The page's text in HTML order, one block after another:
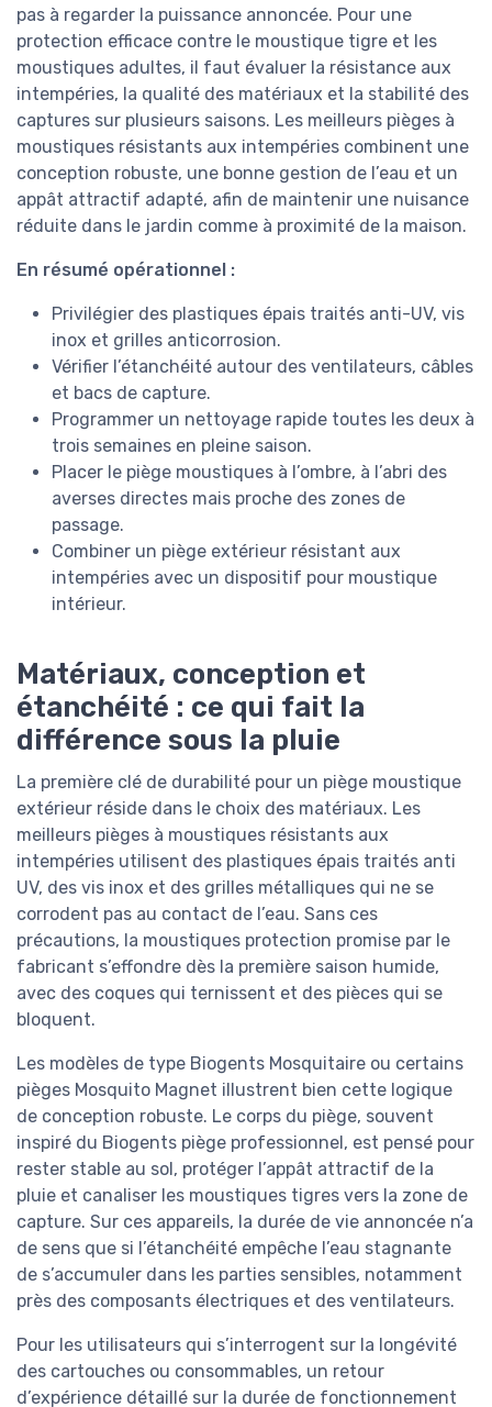
pas à regarder la puissance annoncée. Pour une
protection efficace contre le moustique tigre et les
moustiques adultes, il faut évaluer la résistance aux
intempéries, la qualité des matériaux et la stabilité des
captures sur plusieurs saisons. Les meilleurs pièges à
moustiques résistants aux intempéries combinent une
conception robuste, une bonne gestion de l’eau et un
appât attractif adapté, afin de maintenir une nuisance
réduite dans le jardin comme à proximité de la maison.
En résumé opérationnel :
Privilégier des plastiques épais traités anti-UV, vis
inox et grilles anticorrosion.
Vérifier l’étanchéité autour des ventilateurs, câbles
et bacs de capture.
Programmer un nettoyage rapide toutes les deux à
trois semaines en pleine saison.
Placer le piège moustiques à l’ombre, à l’abri des
averses directes mais proche des zones de
passage.
Combiner un piège extérieur résistant aux
intempéries avec un dispositif pour moustique
intérieur.
Matériaux, conception et
étanchéité : ce qui fait la
différence sous la pluie
La première clé de durabilité pour un piège moustique
extérieur réside dans le choix des matériaux. Les
meilleurs pièges à moustiques résistants aux
intempéries utilisent des plastiques épais traités anti
UV, des vis inox et des grilles métalliques qui ne se
corrodent pas au contact de l’eau. Sans ces
précautions, la moustiques protection promise par le
fabricant s’effondre dès la première saison humide,
avec des coques qui ternissent et des pièces qui se
bloquent.
Les modèles de type Biogents Mosquitaire ou certains
pièges Mosquito Magnet illustrent bien cette logique
de conception robuste. Le corps du piège, souvent
inspiré du Biogents piège professionnel, est pensé pour
rester stable au sol, protéger l’appât attractif de la
pluie et canaliser les moustiques tigres vers la zone de
capture. Sur ces appareils, la durée de vie annoncée n’a
de sens que si l’étanchéité empêche l’eau stagnante
de s’accumuler dans les parties sensibles, notamment
près des composants électriques et des ventilateurs.
Pour les utilisateurs qui s’interrogent sur la longévité
des cartouches ou consommables, un retour
d’expérience détaillé sur la durée de fonctionnement